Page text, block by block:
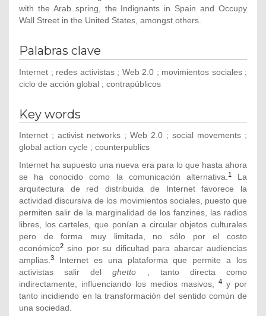
with the Arab spring, the Indignants in Spain and Occupy
Wall Street in the United States, amongst others.
Palabras clave
Internet ; redes activistas ; Web 2.0 ; movimientos sociales ;
ciclo de acción global ; contrapúblicos
Key words
Internet ; activist networks ; Web 2.0 ; social movements ;
global action cycle ; counterpublics
Internet ha supuesto una nueva era para lo que hasta ahora
se ha conocido como la comunicación alternativa. 1La
arquitectura de red distribuida de Internet favorece la
actividad discursiva de los movimientos sociales, puesto que
permiten salir de la marginalidad de los fanzines, las radios
libres, los carteles, que ponían a circular objetos culturales
pero de forma muy limitada, no sólo por el costo
económico2 sino por su dificultad para abarcar audiencias
amplias. 3
Internet es una plataforma que permite a los
activistas salir delghetto , tanto directa como
indirectamente, influenciando los medios masivos,4 y por
tanto incidiendo en la transformación del sentido común de
una sociedad.